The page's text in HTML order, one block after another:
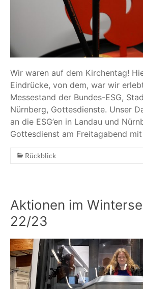
Wir waren auf dem Kirchentag!
Eindrücke, von dem, war wir
Messestand der Bundes-ESG,
Nürnberg, Gottesdienste. Unser
an die ESG’en in Landau und
Gottesdienst am Freitagabend mit
Rückblick
Aktionen im
22/23